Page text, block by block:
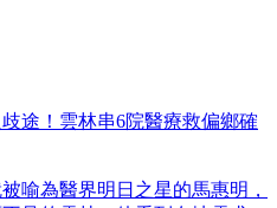
途！雲林串6院醫療救偏鄉確
喻為醫界明日之星的馬惠明，